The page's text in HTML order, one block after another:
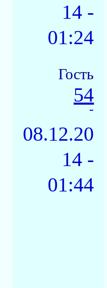
14 -
01:24
Гость
54
-
08.12.20
14 -
01:44